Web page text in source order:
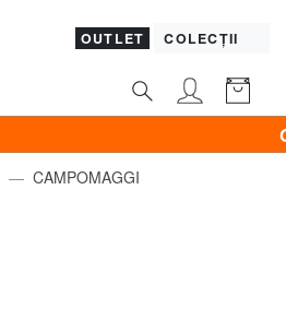
OUTLET COLECȚII
CAMPOMAGGI